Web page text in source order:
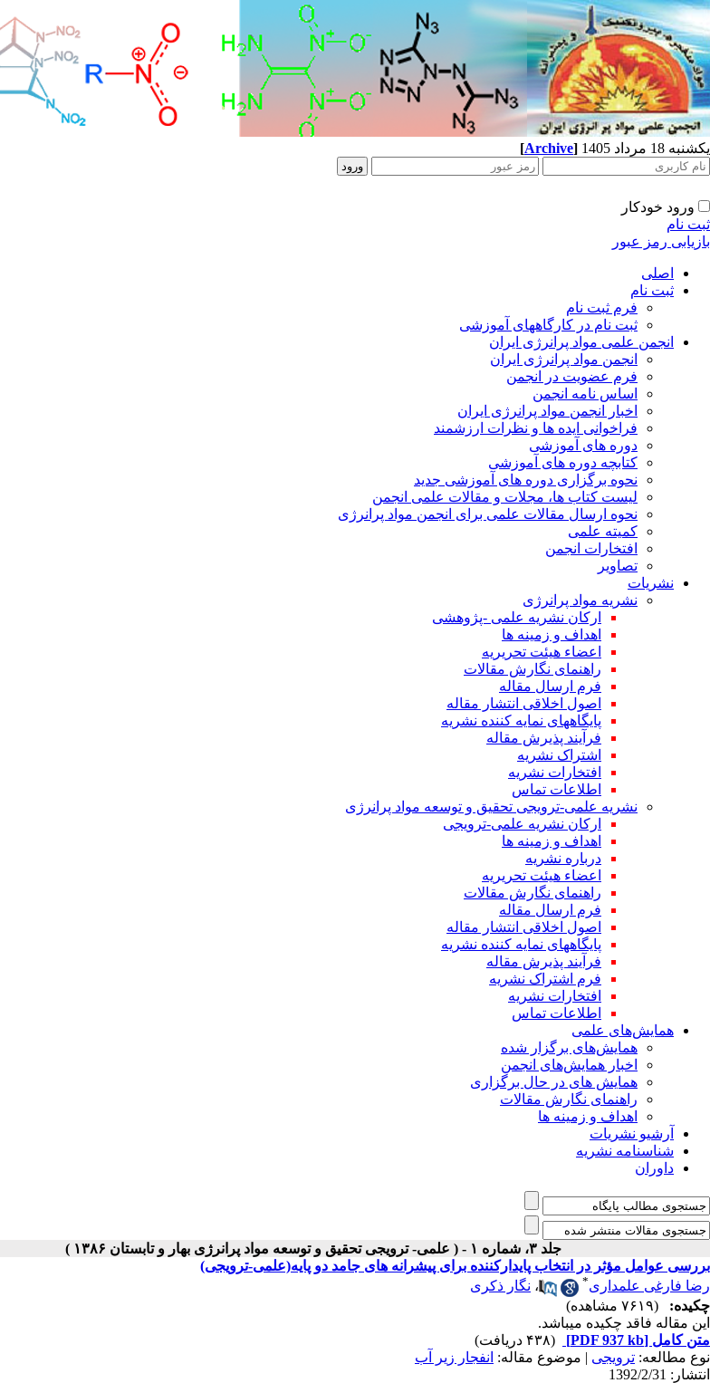
یکشنبه 18 مرداد 1405 [Archive]
ورود خودکار
ثبت نام
بازیابی رمز عبور
اصلی
ثبت نام
فرم ثبت نام
ثبت نام در کارگاههای آموزشی
انجمن علمی مواد پرانرژی ایران
انجمن مواد پرانرژی ایران
فرم عضویت در انجمن
اساس نامه انجمن
اخبار انجمن مواد پرانرژی ایران
فراخوانی ایده ها و نظرات ارزشمند
دوره های آموزشی
کتابچه دوره های آموزشی
نحوه برگزاری دوره های آموزشی جدید
لیست کتاب ها، مجلات و مقالات علمی انجمن
نحوه ارسال مقالات علمی برای انجمن مواد پرانرژی
کمیته علمی
افتخارات انجمن
تصاویر
نشریات
نشریه مواد پرانرژی
ارکان نشریه علمی -پژوهشی
اهداف و زمینه ها
اعضاء هیئت تحریریه
راهنمای نگارش مقالات
فرم ارسال مقاله
اصول اخلاقی انتشار مقاله
پایگاههای نمایه کننده نشریه
فرآیند پذیرش مقاله
اشتراک نشریه
افتخارات نشریه
اطلاعات تماس
نشریه علمی-ترویجی تحقیق و توسعه مواد پرانرژی
ارکان نشریه علمی-ترویجی
اهداف و زمینه ها
درباره نشریه
اعضاء هیئت تحریریه
راهنمای نگارش مقالات
فرم ارسال مقاله
اصول اخلاقی انتشار مقاله
پایگاههای نمایه کننده نشریه
فرآیند پذیرش مقاله
فرم اشتراک نشریه
افتخارات نشریه
اطلاعات تماس
همایش‌های علمی
همایش‌های برگزار شده
اخبار همایش‌های انجمن
همایش های در حال برگزاری
راهنمای نگارش مقالات
اهداف و زمینه ها
آرشیو نشریات
شناسنامه نشریه
داوران
جلد ۳، شماره ۱ - ( علمی- ترویجی تحقیق و توسعه مواد پرانرژی بهار و تابستان ۱۳۸۶ )
بررسی عوامل مؤثر در انتخاب پایدارکننده برای پیشرانه های جامد دو پایه(علمی-ترویجی)
رضا فارغی علمداری* ، نگار ذکری
چکیده:
(۷۶۱۹ مشاهده)
این مقاله فاقد چکیده می​باشد.
متن کامل [PDF 937 kb]
(۴۳۸ دریافت)
نوع مطالعه: ترویجی | موضوع مقاله: انفجار زير آب
انتشار: 1392/2/31